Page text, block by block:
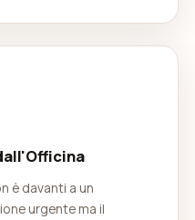
è davanti a un
urgente ma il